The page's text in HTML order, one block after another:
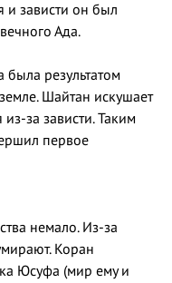
и зависти он был
Ада.
была результатом
Шайтан искушает
за зависти. Таким
первое
немало. Из-за
Коран
Юсуфа (мир ему и